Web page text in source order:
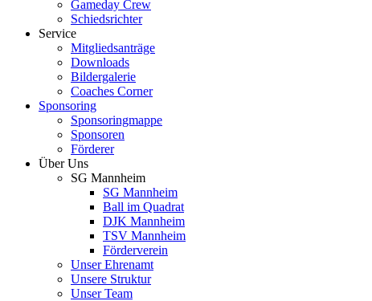
Gameday Crew
Schiedsrichter
Service
Mitgliedsanträge
Downloads
Bildergalerie
Coaches Corner
Sponsoring
Sponsoringmappe
Sponsoren
Förderer
Über Uns
SG Mannheim
SG Mannheim
Ball im Quadrat
DJK Mannheim
TSV Mannheim
Förderverein
Unser Ehrenamt
Unsere Struktur
Unser Team